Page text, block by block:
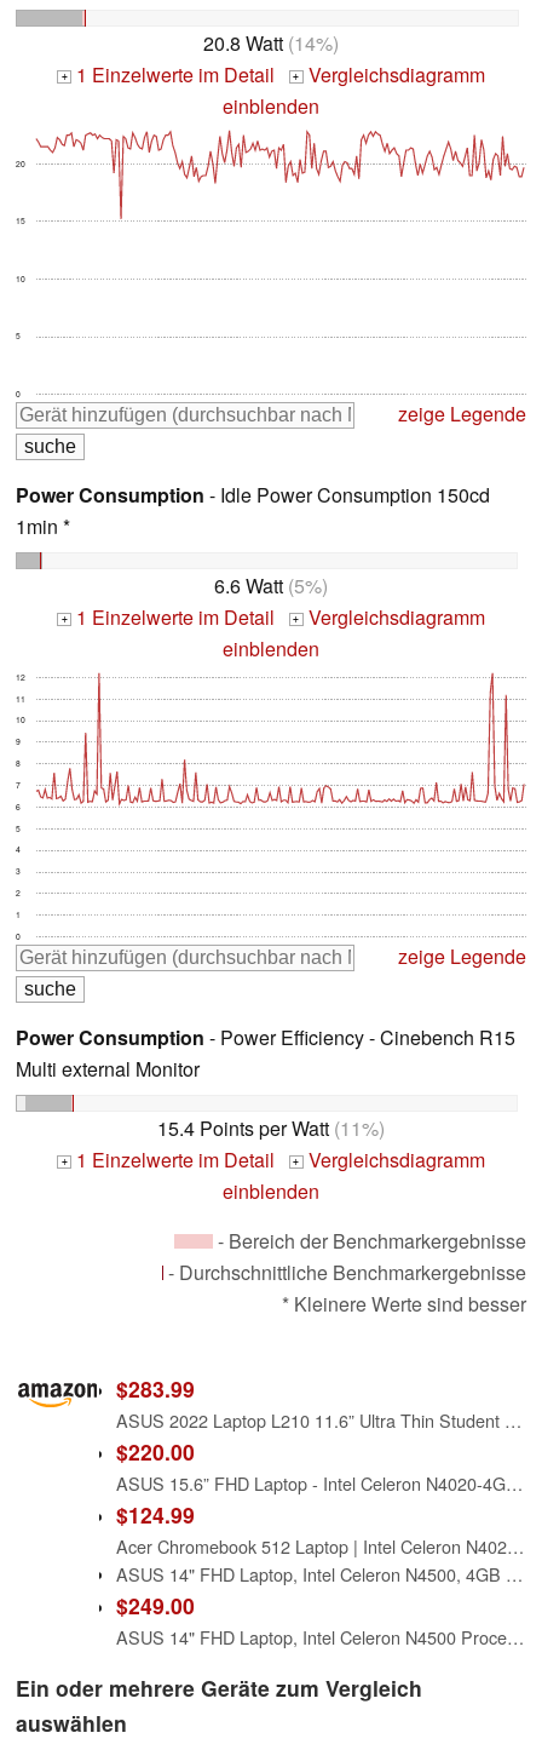
20.8 Watt (14%)
+ 1 Einzelwerte im Detail + Vergleichsdiagramm
einblenden
0
5
10
15
20
zeige Legende
Power Consumption - Idle Power Consumption 150cd
1min *
6.6 Watt (5%)
+ 1 Einzelwerte im Detail + Vergleichsdiagramm
einblenden
0
1
2
3
4
5
6
7
8
9
10
11
12
zeige Legende
Power Consumption - Power Efficiency - Cinebench R15
Multi external Monitor
15.4 Points per Watt (11%)
+ 1 Einzelwerte im Detail + Vergleichsdiagramm
einblenden
- Bereich der Benchmarkergebnisse
- Durchschnittliche Benchmarkergebnisse
* Kleinere Werte sind besser
$283.99
ASUS 2022 Laptop L210 11.6” Ultra Thin Student Laptop Computer, Intel Celeron N4020 Processor, 4GB RAM, 320 GB Storage, Windows 10 Home in S Mode with One Year of Office 365 Personal, Star Black
$220.00
ASUS 15.6” FHD Laptop - Intel Celeron N4020-4GB Memory - 128GB Storage - Windows 11 Home in S Mode - Star Black - L510MA-TH04
$124.99
Acer Chromebook 512 Laptop | Intel Celeron N4020 | 12" HD+ Display | Intel UHD Graphics 600 | 4GB LPDDR4 | 32GB eMMC | Intel 9560 802.11ac Gigabit WiFi 5 | MIL-STD 810G | Chrome OS | CB512-C1KJ
ASUS 14" FHD Laptop, Intel Celeron N4500, 4GB Memory on Board, 64GB eMMC, Intel Graphics, Media Card Reader, Quiet Blue, E410KA-CL464 (Renewed)
$249.00
ASUS 14" FHD Laptop, Intel Celeron N4500 Processor, 4GB RAM, 224GB Storage(64GB eMMC+160GB Docking Station Set), Intel Iris Xe Graphics, 720P Camera, Bluetooth, Win 11 S, Quiet Blue
Ein oder mehrere Geräte zum Vergleich
auswählen